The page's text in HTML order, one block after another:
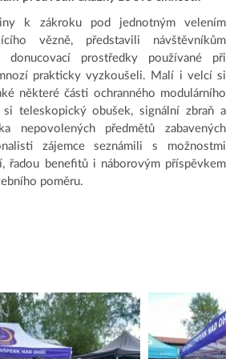
k zákroku pod jednotným velením
vězně, představili návštěvníkům
prostředky používané při
prakticky vyzkoušeli. Malí i velcí si
některé části ochranného modulárního
teleskopický obušek, signální zbraň a
nepovolených předmětů zabavených
zájemce seznámili s možnostmi
řadou benefitů i náborovým příspěvkem
poměru.